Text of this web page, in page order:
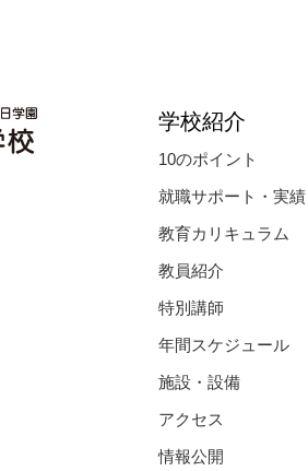
学校紹介
10のポイント
就職サポート・実績
教育カリキュラム
教員紹介
特別講師
年間スケジュール
施設・設備
アクセス
情報公開